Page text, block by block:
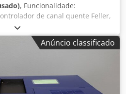
, Funcionalidade:
de canal quente Feller,
para expansão até 80
Em excelente estado,
de moldagem por injeção em
equipamentos médicos. O
era superior a 20.000 €.
Anúncio classificado